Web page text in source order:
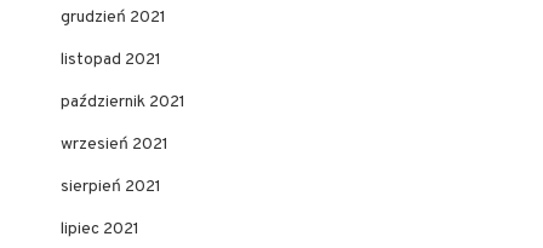
grudzień 2021
listopad 2021
październik 2021
wrzesień 2021
sierpień 2021
lipiec 2021